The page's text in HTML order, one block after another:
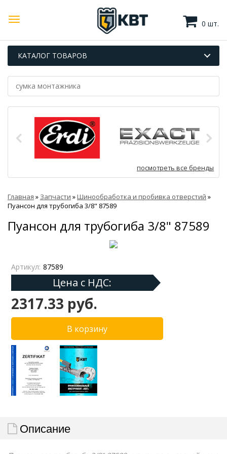
0 шт.
КАТАЛОГ ТОВАРОВ
посмотреть все бренды
Главная » Запчасти »Шинообработка и пробивка отверстий »
Пуансон для трубогиба 3/8" 87589
Пуансон для трубогиба 3/8" 87589
Артикул: 87589
Цена с НДС:
2317.33 руб.
Описание